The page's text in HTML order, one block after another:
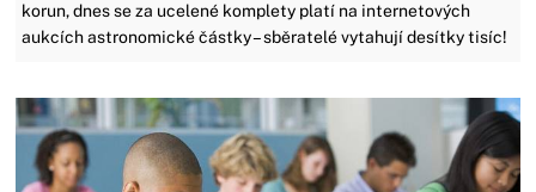
korun, dnes se za ucelené komplety platí na internetových
aukcích astronomické částky – sběratelé vytahují desítky tisíc!